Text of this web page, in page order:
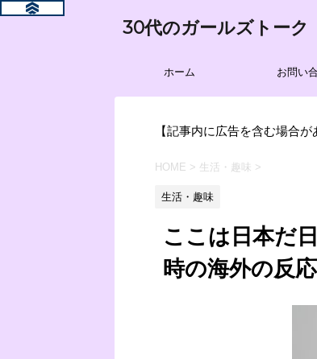
30代のガールズトーク
ホーム お問い
【記事内に広告を含む場合が
HOME > 生活・趣味 >
生活・趣味
ここは日本だ
時の海外の反